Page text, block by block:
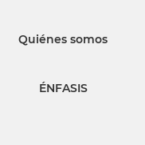
Quiénes somos
ÉNFASIS